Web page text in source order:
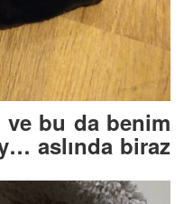
ve bu da benim
aslında biraz